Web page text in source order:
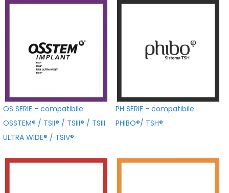
OS SERIE - compatibile
OSSTEM® / TSII® / TSIII® / TSIII
ULTRA WIDE® / TSIV®
PH SERIE - compatibile
PHIBO®/ TSH®